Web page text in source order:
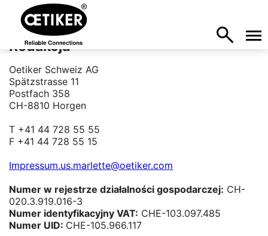
Redakcja
Oetiker Schweiz AG
Spätzstrasse 11
Postfach 358
CH-8810 Horgen
T +41 44 728 55 55
F +41 44 728 55 15
Impressum.us.marlette@oetiker.com
Numer w rejestrze działalności gospodarczej: CH-
020.3.919.016-3
Numer identyfikacyjny VAT: CHE-103.097.485
Numer UID: CHE-105.966.117